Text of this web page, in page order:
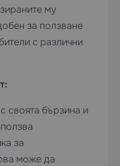
му
за ползване
с различни
своята бързина и
за
може да